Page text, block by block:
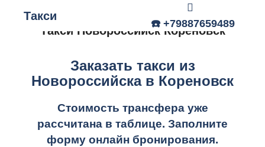
Такси
Главное меню
☎️ +79887659489
Такси Новороссийск Кореновск
Заказать такси из
Новороссийска в Кореновск
Стоимость трансфера уже
рассчитана в таблице. Заполните
форму онлайн бронирования.